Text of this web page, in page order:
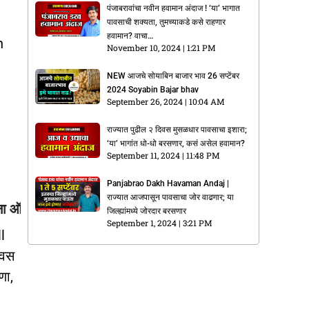
करण्यासाठी इथे क्लिक करा.
पंजाबरावांचा नवीन हवामान अंदाज ! ‘या’ भागात
पावसाची शक्यता, तुमच्याकडे कसे राहणार
हवामान? वाचा…
November 10, 2024 1:21 PM
NEW आजचे सोयाबिन बाजार भाव 26 सप्टेंबर
2024 Soyabin Bajar bhav
September 26, 2024 10:04 AM
राज्यात पुढील २ दिवस मुसळधार पावसाचा इशारा;
‘या’ भागांत धो-धो बरसणार, कसं असेल हवामान?
September 11, 2024 11:48 PM
Panjabrao Dakh Havaman Andaj |
राज्यात आजपासून पावसाचा जोर वाढणार; या
जिल्ह्यांमध्ये जोरदार बरसणार
September 1, 2024 3:21 PM